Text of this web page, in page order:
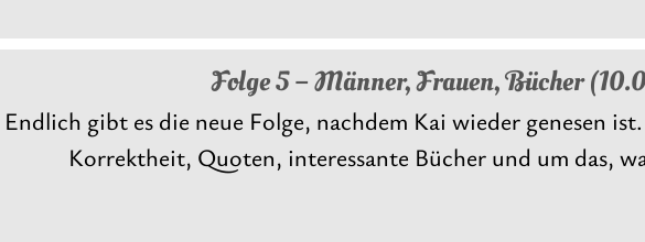
Folge 5 – Männer, Frauen, Bücher
Endlich gibt es die neue Folge, nachdem Kai wieder genesen
Korrektheit, Quoten, interessante Bücher und um das,